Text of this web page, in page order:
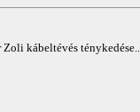
kábeltévés ténykedése....